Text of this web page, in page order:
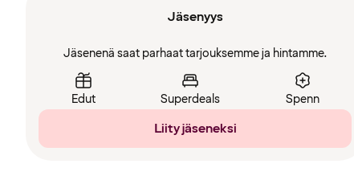
Jäsenyys
Jäsenenä saat parhaat tarjouksemme ja hintamme.
Edut Superdeals Spenn
Liity jäseneksi